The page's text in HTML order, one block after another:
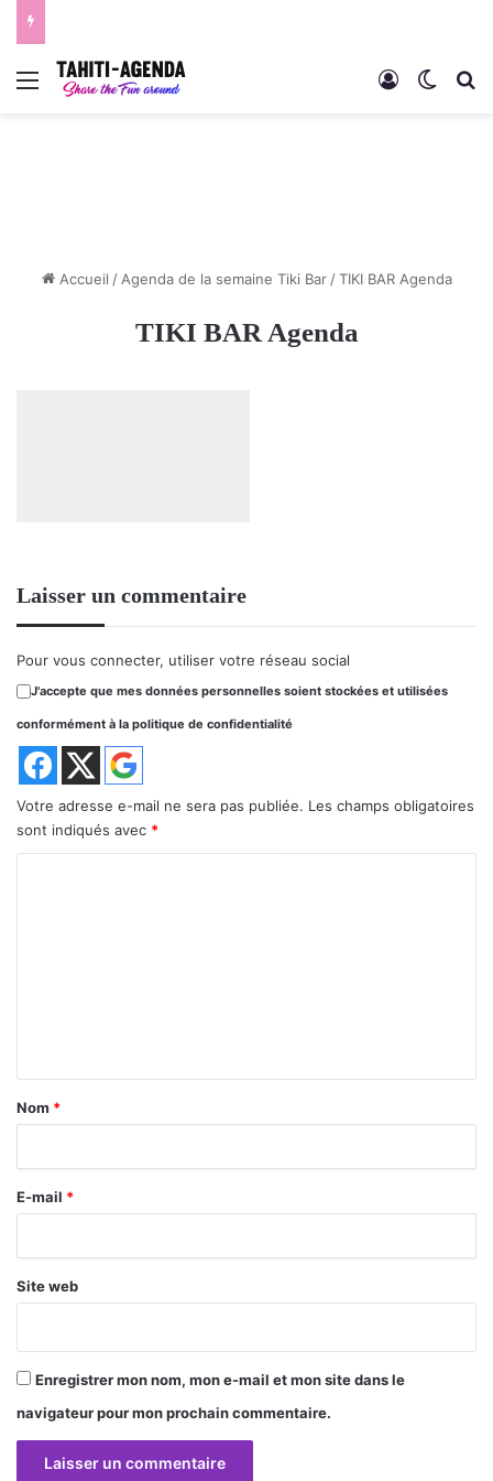
Menu Connexion
Accueil / Agenda de la semaine Tiki Bar / TIKI BAR Agenda
TIKI BAR Agenda
Laisser un commentaire
Pour vous connecter, utiliser votre réseau social
J'accepte que mes données personnelles soient stockées et utilisées
conformément à la politique de confidentialité
Votre adresse e-mail ne sera pas publiée. Les champs obligatoires
sont indiqués avec *
a
r
e
Nom *
E-mail *
Site web
Enregistrer mon nom, mon e-mail et mon site dans le
navigateur pour mon prochain commentaire.